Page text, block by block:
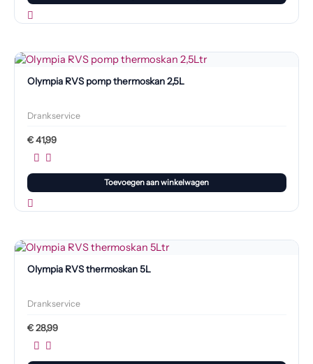
Olympia RVS pomp thermoskan 2,5L
Drankservice
€41,99
Toevoegen aan winkelwagen
Olympia RVS thermoskan 5L
Drankservice
€28,99